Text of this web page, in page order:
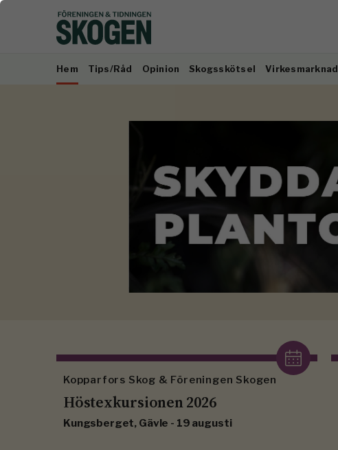
Hem Tips/Råd Opinion Skogsskötsel Virkesmarknad
Kopparfors Skog & Föreningen Skogen
Höstexkursionen 2026
Kungsberget, Gävle - 19 augusti